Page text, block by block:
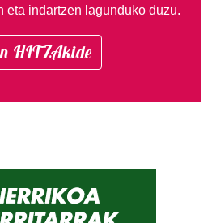
eta indartzen lagunduko duzu.
HITZAkide